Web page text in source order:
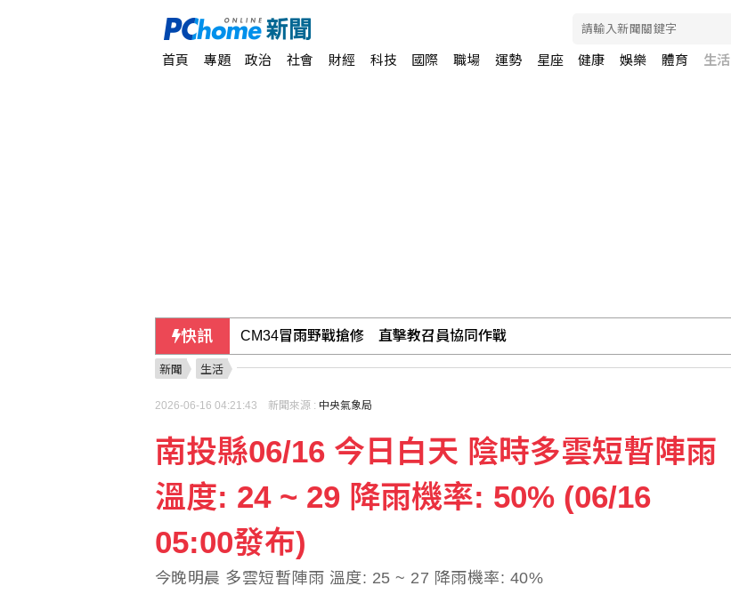
首頁 專題 政治 社會 財經 科技 國際 職場 運勢 星座 健康 娛樂 體育 生活
快訊 CM34冒雨野戰搶修 直擊教召員協同作戰
親揭AZ疫苗來台秘辛 温世政：終於還陳時中一個公道
陳鏞基明星賽開轟曾想到此為止 轉念享受引退年比賽
新聞 生活
2026-06-16 04:21:43 新聞來源 : 中央氣象局
南投縣06/16 今日白天 陰時多雲短暫陣雨
溫度: 24 ~ 29 降雨機率: 50% (06/16
05:00發布)
今晚明晨 多雲短暫陣雨 溫度: 25 ~ 27 降雨機率: 40%